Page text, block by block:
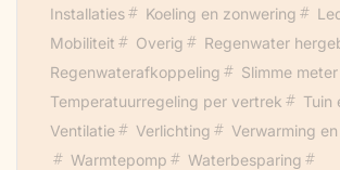
Installaties
Koeling en zonwering
Mobiliteit
Overig
Regenwater
Regenwaterafkoppeling
Slimme meter
Temperatuurregeling per vertrek
Tuin
Ventilatie
Verlichting
Verwarming
Warmtepomp
Waterbesparing